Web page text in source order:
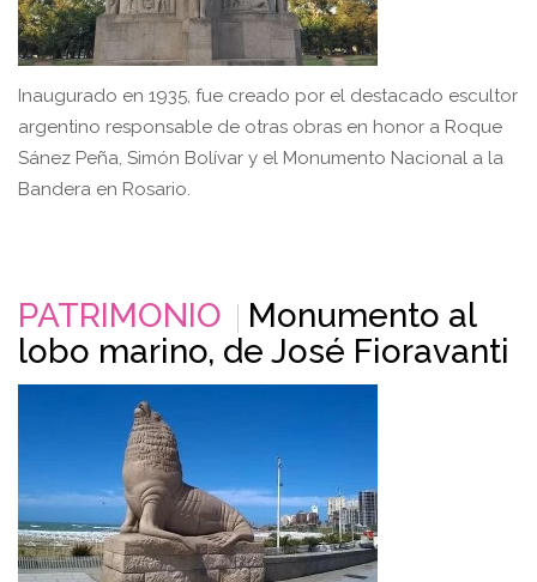
Inaugurado en 1935, fue creado por el destacado escultor
argentino responsable de otras obras en honor a Roque
Sánez Peña, Simón Bolívar y el Monumento Nacional a la
Bandera en Rosario.
PATRIMONIO
Monumento al
lobo marino, de José Fioravanti